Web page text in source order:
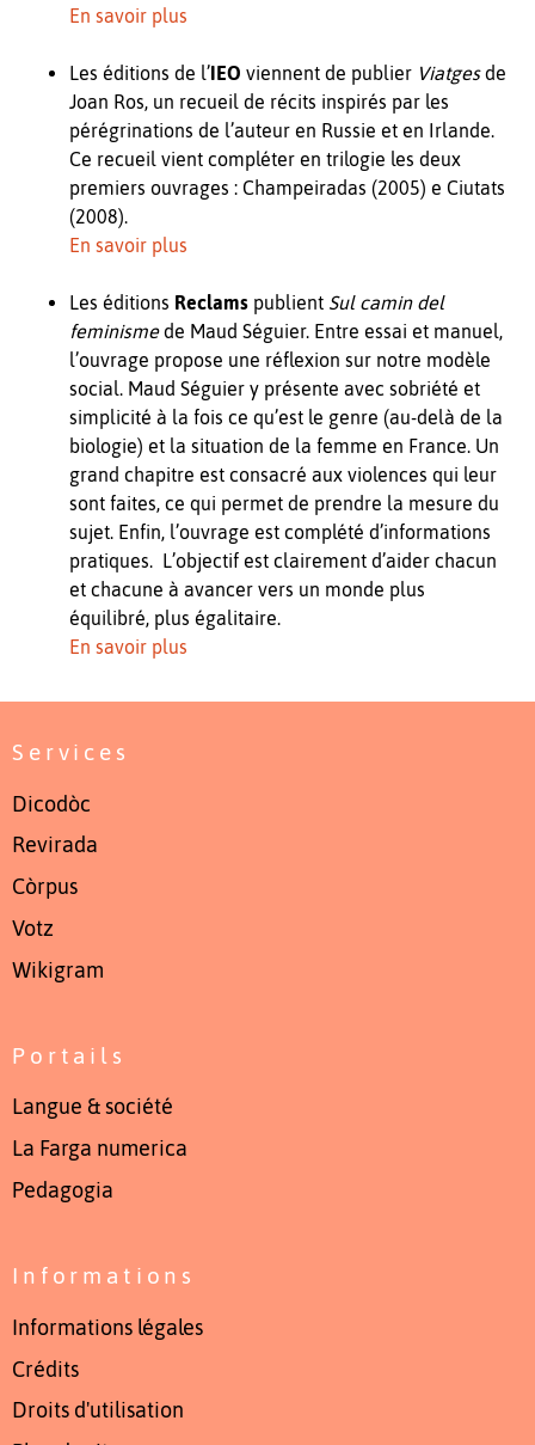
En savoir plus
Les éditions de l’IEO viennent de publier Viatgesde
Joan Ros, un recueil de récits inspirés par les
pérégrinations de l’auteur en Russie et en Irlande.
Ce recueil vient compléter en trilogie les deux
premiers ouvrages : Champeiradas (2005) e Ciutats
(2008).
En savoir plus
Les éditions Reclams publient Sul camin del
feminismede Maud Séguier. Entre essai et manuel,
l’ouvrage propose une réflexion sur notre modèle
social. Maud Séguier y présente avec sobriété et
simplicité à la fois ce qu’est le genre (au-delà de la
biologie) et la situation de la femme en France. Un
grand chapitre est consacré aux violences qui leur
sont faites, ce qui permet de prendre la mesure du
sujet. Enfin, l’ouvrage est complété d’informations
pratiques. L’objectif est clairement d’aider chacun
et chacune à avancer vers un monde plus
équilibré, plus égalitaire.
En savoir plus
Services
Dicodòc
Revirada
Còrpus
Votz
Wikigram
Portails
Langue & société
La Farga numerica
Pedagogia
Informations
Informations légales
Crédits
Droits d'utilisation